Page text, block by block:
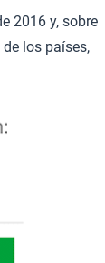
2016 y, sobre
los países,